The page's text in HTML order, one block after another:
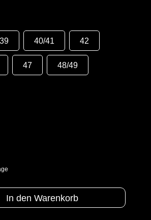
40/41 42
47 48/49
In den Warenkorb